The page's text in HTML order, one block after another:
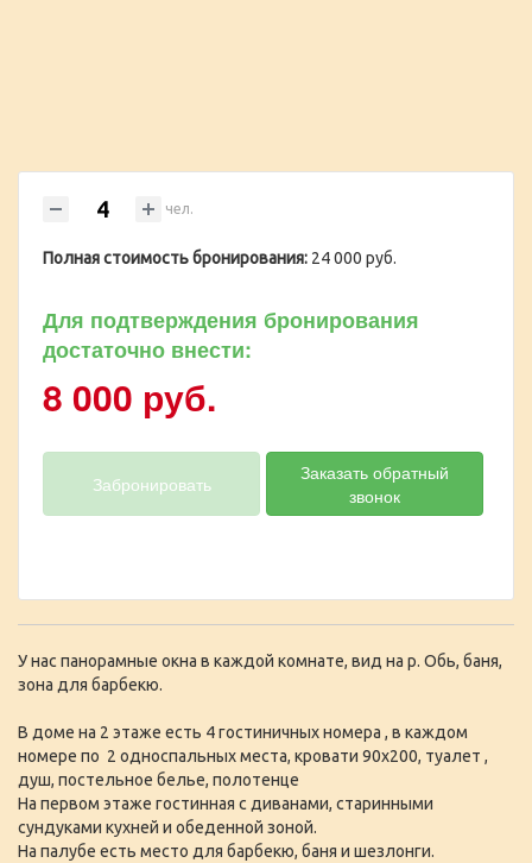
чел.
Полная стоимость бронирования: 24 000 руб.
Для подтверждения бронирования
достаточно внести:
8 000 руб.
Забронировать
Заказать обратный
звонок
У нас панорамные окна в каждой комнате, вид на р. Обь, баня,
зона для барбекю.
В доме на 2 этаже есть 4 гостиничных номера , в каждом
номере по 2 односпальных места, кровати 90х200, туалет ,
душ, постельное белье, полотенце
На первом этаже гостинная с диванами, старинными
сундуками кухней и обеденной зоной.
На палубе есть место для барбекю, баня и шезлонги.